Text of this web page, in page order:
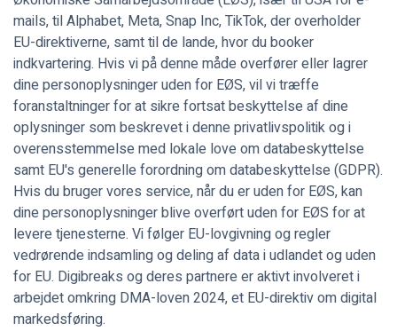
mails, til Alphabet, Meta, Snap Inc, TikTok, der overholder
EU-direktiverne, samt til de lande, hvor du booker
indkvartering. Hvis vi på denne måde overfører eller lagrer
dine personoplysninger uden for EØS, vil vi træffe
foranstaltninger for at sikre fortsat beskyttelse af dine
oplysninger som beskrevet i denne privatlivspolitik og i
overensstemmelse med lokale love om databeskyttelse
samt EU's generelle forordning om databeskyttelse (GDPR).
Hvis du bruger vores service, når du er uden for EØS, kan
dine personoplysninger blive overført uden for EØS for at
levere tjenesterne. Vi følger EU-lovgivning og regler
vedrørende indsamling og deling af data i udlandet og uden
for EU. Digibreaks og deres partnere er aktivt involveret i
arbejdet omkring DMA-loven 2024, et EU-direktiv om digital
markedsføring.